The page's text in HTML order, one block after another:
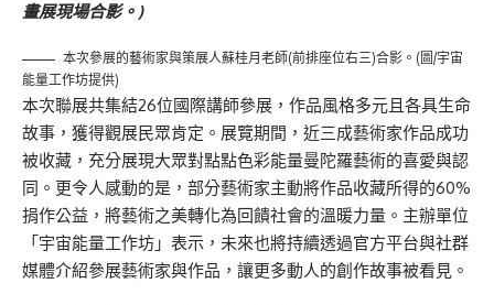
畫展現場合影。)
本次參展的藝術家與策展人蘇桂月老師(前排座位右三)合影。(圖/宇宙
能量工作坊提供)
本次聯展共集結26位國際講師參展，作品風格多元且各具生命
故事，獲得觀展民眾肯定。展覽期間，近三成藝術家作品成功
被收藏，充分展現大眾對點點色彩能量曼陀羅藝術的喜愛與認
同。更令人感動的是，部分藝術家主動將作品收藏所得的60%
捐作公益，將藝術之美轉化為回饋社會的溫暖力量。主辦單位
「宇宙能量工作坊」表示，未來也將持續透過官方平台與社群
媒體介紹參展藝術家與作品，讓更多動人的創作故事被看見。